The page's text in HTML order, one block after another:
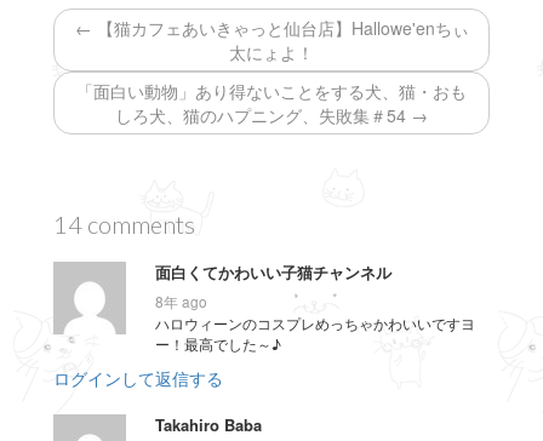
す
ィ
ウ
で
開
き
ま
)
← 【猫カフェあいきゃっと仙台店】Hallowe'enちぃ
太にょよ！
「面白い動物」あり得ないことをする犬、猫・おも
しろ犬、猫のハプニング、失敗集＃54 →
14 comments
面白くてかわいい子猫チャンネル
8年 ago
ハロウィーンのコスプレめっちゃかわいいですヨ
ー！最高でした～♪
ログインして返信する
Takahiro Baba